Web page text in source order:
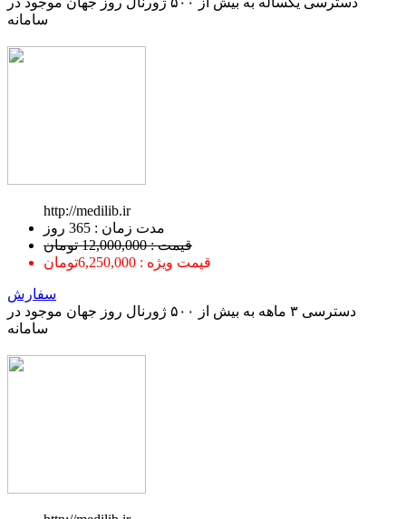
سامانه
http://medilib.ir
ﻣﺪﺕ ﺯﻣﺎﻥ : 365 ﺭﻭﺯ
قیمت : 12,000,000 تومان
قیمت ویژه : 6,250,000تومان
سفارش
دسترسی ۳ ماهه به بیش از ۵۰۰ ژورنال روز جهان موجود در
سامانه